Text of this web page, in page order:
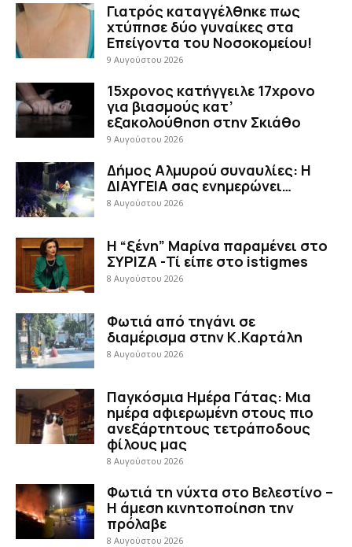
Γιατρός καταγγέλθηκε πως
χτύπησε δύο γυναίκες στα
Επείγοντα του Νοσοκομείου!
9 Αυγούστου 2026
15χρονος κατήγγειλε 17χρονο
για βιασμούς κατ’
εξακολούθηση στην Σκιάθο
9 Αυγούστου 2026
Δήμος Αλμυρού συναυλίες: Η
ΔΙΑΥΓΕΙΑ σας ενημερώνει…
8 Αυγούστου 2026
Η “ξένη” Μαρίνα παραμένει στο
ΣΥΡΙΖΑ -Τί είπε στο istigmes
8 Αυγούστου 2026
Φωτιά από τηγάνι σε
διαμέρισμα στην Κ.Καρτάλη
8 Αυγούστου 2026
Παγκόσμια Ημέρα Γάτας: Μια
ημέρα αφιερωμένη στους πιο
ανεξάρτητους τετράποδους
φίλους μας
8 Αυγούστου 2026
Φωτιά τη νύχτα στο Βελεστίνο –
Η άμεση κινητοποίηση την
πρόλαβε
8 Αυγούστου 2026